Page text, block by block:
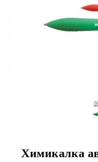
Химикалка